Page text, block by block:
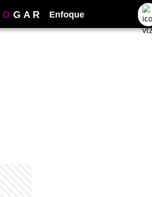
O G A R Enfoque